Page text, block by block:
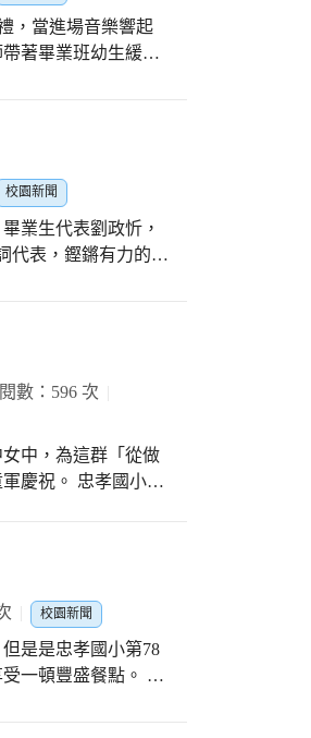
，當進場音樂響起
著畢業班幼生緩緩
值得大家給予大大
聲再見！祝福畢業
校園新聞
業生代表劉政忻，
』畢業生代表致
及改編國
作俱佳、表情到
憶…」 「謝謝師長、
好記住此刻的身
數：596 次
中，為這群「從做
慶祝。 忠孝國小第
同時 在本次大會
社會國家，讓每年
校園新聞
是是忠孝國小第78
頓豐盛餐點。 以